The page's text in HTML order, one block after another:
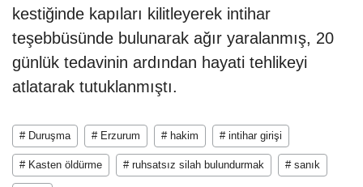
kestiğinde kapıları kilitleyerek intihar
teşebbüsünde bulunarak ağır yaralanmış, 20
günlük tedavinin ardından hayati tehlikeyi
atlatarak tutuklanmıştı.
# Duruşma # Erzurum # hakim # intihar girişi
# Kasten öldürme # ruhsatsız silah bulundurmak # sanık